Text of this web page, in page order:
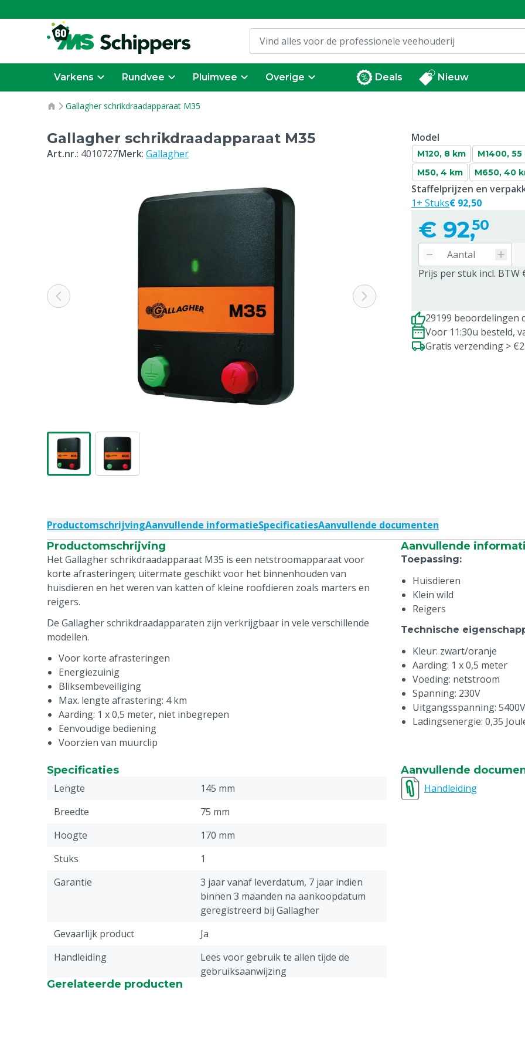
Varkens Rundvee Pluimvee Overige Deals Nieuw
Gallagher schrikdraadapparaat M35
Gallagher schrikdraadapparaat M35
Art.nr.: 4010727Merk: Gallagher
Model
M120, 8 km M1400, 55
M50, 4 km
M650, 40
€ 92,50
Prijs per stuk incl. BTW
Staffelprijzen en
1+ Stuks€ 92,50
29199 beoordelingen
Voor 11:30u besteld,
Gratis verzending >
ProductomschrijvingAanvullende informatieSpecificatiesAanvullende documenten
Productomschrijving
Het Gallagher schrikdraadapparaat M35 is een netstroomapparaat voor
korte afrasteringen; uitermate geschikt voor het binnenhouden van
huisdieren en het weren van katten of kleine roofdieren zoals marters en
reigers.
De Gallagher schrikdraadapparaten zijn verkrijgbaar in vele verschillende
modellen.
Voor korte afrasteringen
Energiezuinig
Bliksembeveiliging
Max. lengte afrastering: 4 km
Aarding: 1 x 0,5 meter, niet inbegrepen
Eenvoudige bediening
Voorzien van muurclip
Aanvullende
Toepassing:
Huisdieren
Klein wild
Reigers
Technische
Kleur: zwart/oranje
Aarding: 1 x 0,5 meter
Voeding: netstroom
Spanning: 230V
Uitgangsspanning: 5400V
Ladingsenergie: 0,35
Specificaties
Lengte
145 mm
Breedte
75 mm
Hoogte
170 mm
Stuks
1
Garantie
3 jaar vanaf leverdatum, 7 jaar indien
binnen 3 maanden na aankoopdatum
geregistreerd bij Gallagher
Gevaarlijk product
Ja
Handleiding
Lees voor gebruik te allen tijde de
gebruiksaanwijzing
Aanvullende
Handleiding
Gerelateerde producten